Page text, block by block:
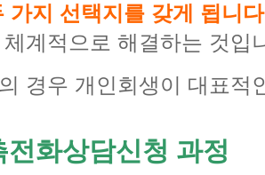
가지 선택지를 갖게 됩니
계적으로 해결하는 것입
경우 개인회생이 대표적
전화상담신청 과정